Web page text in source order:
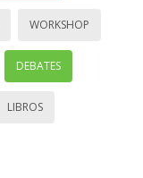
WORKSHOP
DEBATES
LIBROS